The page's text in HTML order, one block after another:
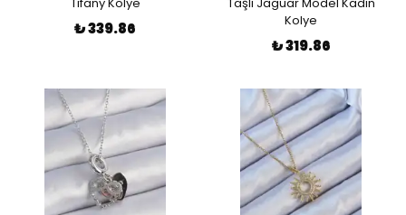
₺ 339.86
Kolye
₺ 319.86